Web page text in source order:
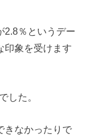
2.8％というデー
印象を受けます
した。
きなかったりで